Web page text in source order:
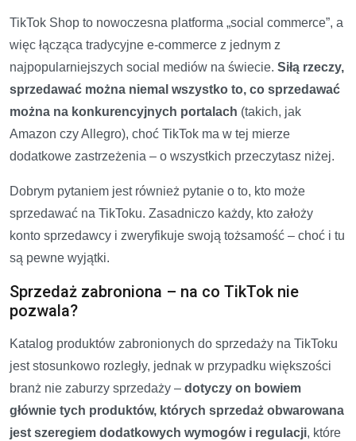
TikTok Shop to nowoczesna platforma „social commerce”, a
więc łącząca tradycyjne e-commerce z jednym z
najpopularniejszych social mediów na świecie. Siłą rzeczy,
sprzedawać można niemal wszystko to, co sprzedawać
można na konkurencyjnych portalach (takich, jak
Amazon czy Allegro), choć TikTok ma w tej mierze
dodatkowe zastrzeżenia – o wszystkich przeczytasz niżej.
Dobrym pytaniem jest również pytanie o to, kto może
sprzedawać na TikToku. Zasadniczo każdy, kto założy
konto sprzedawcy i zweryfikuje swoją tożsamość – choć i tu
są pewne wyjątki.
Sprzedaż zabroniona – na co TikTok nie
pozwala?
Katalog produktów zabronionych do sprzedaży na TikToku
jest stosunkowo rozległy, jednak w przypadku większości
branż nie zaburzy sprzedaży – dotyczy on bowiem
głównie tych produktów, których sprzedaż obwarowana
jest szeregiem dodatkowych wymogów i regulacji, które